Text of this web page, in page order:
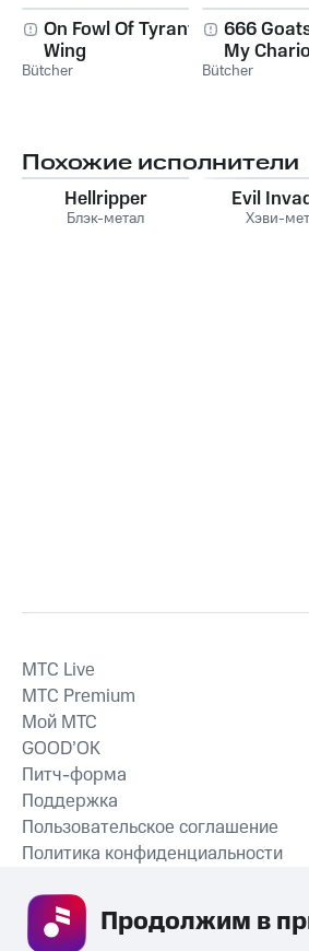
On Fowl Of Tyrant
Wing
Bütcher
666
My
Bütcher
Похожие исполнители
Hellripper
Блэк-метал
Evil
Хэви-
СКАЧАТЬ
MTС Live
MTС Premium
Мой МТС
GOOD’OK
Питч-форма
Поддержка
Пользовательское соглашение
Политика конфиденциальности